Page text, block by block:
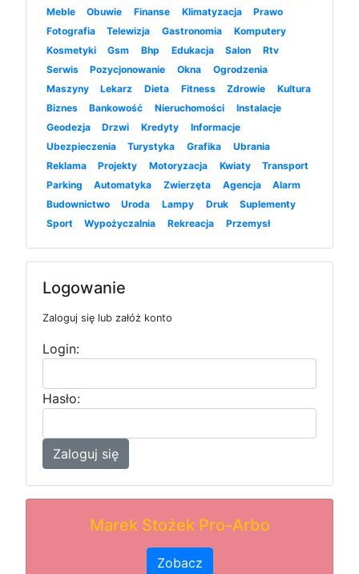
Meble
Obuwie Finanse Klimatyzacja
Prawo
Fotografia
Telewizja Gastronomia
Komputery
Kosmetyki
Gsm Bhp Edukacja Salon
Rtv
Serwis
Pozycjonowanie Okna
Ogrodzenia
Maszyny
Lekarz Dieta Fitness Zdrowie
Kultura
Biznes
Bankowość Nieruchomości
Instalacje
Geodezja
Drzwi Kredyty
Informacje
Ubezpieczenia
Turystyka Grafika
Ubrania
Reklama
Projekty Motoryzacja Kwiaty
Transport
Parking
Automatyka Zwierzęta Agencja
Alarm
Budownictwo
Uroda Lampy Druk
Suplementy
Sport
Wypożyczalnia Rekreacja Przemysł
Logowanie
Zaloguj się lub załóż konto
Login:
Hasło:
Zaloguj się
Marek Stożek Pro-Arbo
Zobacz